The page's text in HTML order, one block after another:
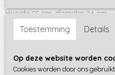
XL formaat:
Hoogte 55 cm, diameter 34 cm
Deze kunnen tegen een stootje.
Reacties
Toestemming Details
Op deze website worden
Cookies worden door ons